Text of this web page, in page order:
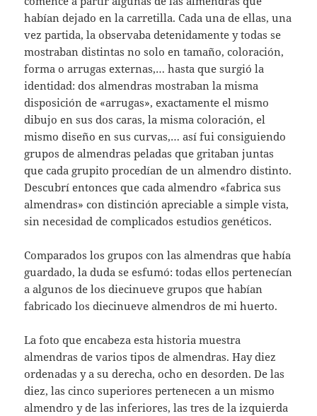
habían dejado en la carretilla. Cada una de ellas, una
vez partida, la observaba detenidamente y todas se
mostraban distintas no solo en tamaño, coloración,
forma o arrugas externas,… hasta que surgió la
identidad: dos almendras mostraban la misma
disposición de «arrugas», exactamente el mismo
dibujo en sus dos caras, la misma coloración, el
mismo diseño en sus curvas,… así fui consiguiendo
grupos de almendras peladas que gritaban juntas
que cada grupito procedían de un almendro distinto.
Descubrí entonces que cada almendro «fabrica sus
almendras» con distinción apreciable a simple vista,
sin necesidad de complicados estudios genéticos.
Comparados los grupos con las almendras que había
guardado, la duda se esfumó: todas ellos pertenecían
a algunos de los diecinueve grupos que habían
fabricado los diecinueve almendros de mi huerto.
La foto que encabeza esta historia muestra
almendras de varios tipos de almendras. Hay diez
ordenadas y a su derecha, ocho en desorden. De las
diez, las cinco superiores pertenecen a un mismo
almendro y de las inferiores, las tres de la izquierda